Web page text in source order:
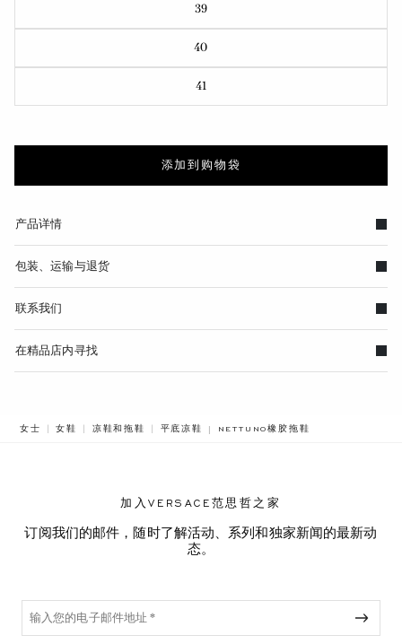
39
40
41
添加到购物袋
产品详情
包装、运输与退货
联系我们
在精品店内寻找
女士 女鞋 凉鞋和拖鞋 平底凉鞋 NETTUNO橡胶拖鞋
加入VERSACE范思哲之家
订阅我们的邮件，随时了解活动、系列和独家新闻的最新动
态。